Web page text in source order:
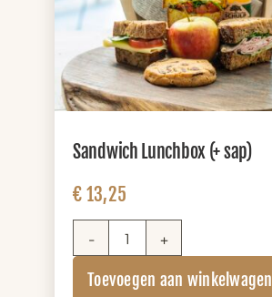
Sandwich Lunchbox (+ sap)
€ 13,25
Sandwich
Lunchbox
Toevoegen aan winkelwagen